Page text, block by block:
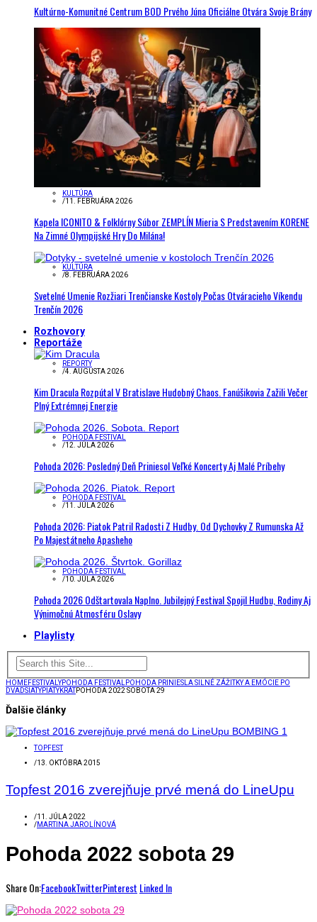
Kultúrno-Komunitné Centrum BOD Prvého Júna Oficiálne Otvára Svoje Brány
KULTÚRA
/11. FEBRUÁRA 2026
Kapela ICONITO & Folklórny Súbor ZEMPLÍN Mieria S Predstavením KORENE
Na Zimné Olympijské Hry Do Milána!
KULTÚRA
/8. FEBRUÁRA 2026
Svetelné Umenie Rozžiari Trenčianske Kostoly Počas Otváracieho Víkendu
Trenčín 2026
Rozhovory
Reportáže
REPORTY
/4. AUGUSTA 2026
Kim Dracula Rozpútal V Bratislave Hudobný Chaos. Fanúšikovia Zažili Večer
Plný Extrémnej Energie
POHODA FESTIVAL
/12. JÚLA 2026
Pohoda 2026: Posledný Deň Priniesol Veľké Koncerty Aj Malé Príbehy
POHODA FESTIVAL
/11. JÚLA 2026
Pohoda 2026: Piatok Patril Radosti Z Hudby. Od Dychovky Z Rumunska Až
Po Majestátneho Apasheho
POHODA FESTIVAL
/10. JÚLA 2026
Pohoda 2026 Odštartovala Naplno. Jubilejný Festival Spojil Hudbu, Rodiny Aj
Výnimočnú Atmosféru Oslavy
Playlisty
HOMEFESTIVALYPOHODA FESTIVAL
POHODA PRINIESLA SILNÉ ZÁŽITKY A EMÓCIE PO
DVADSIATYPIATYKRÁTPOHODA 2022 SOBOTA 29
Ďalšie články
TOPFEST
/13. OKTÓBRA 2015
Topfest 2016 zverejňuje prvé mená do LineUpu
/11. JÚLA 2022
/MARTINA JAROLÍNOVÁ
Pohoda 2022 sobota 29
Share On:FacebookTwitterPinterest Linked In